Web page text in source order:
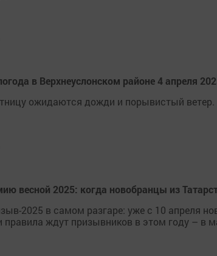
в Верхнеуслонском районе 4 апреля
ожидаются дожди и порывистый ветер.
весной 2025: когда новобранцы из
2025 в самом разгаре: уже с 10 апреля
правила ждут призывников в этом году – в